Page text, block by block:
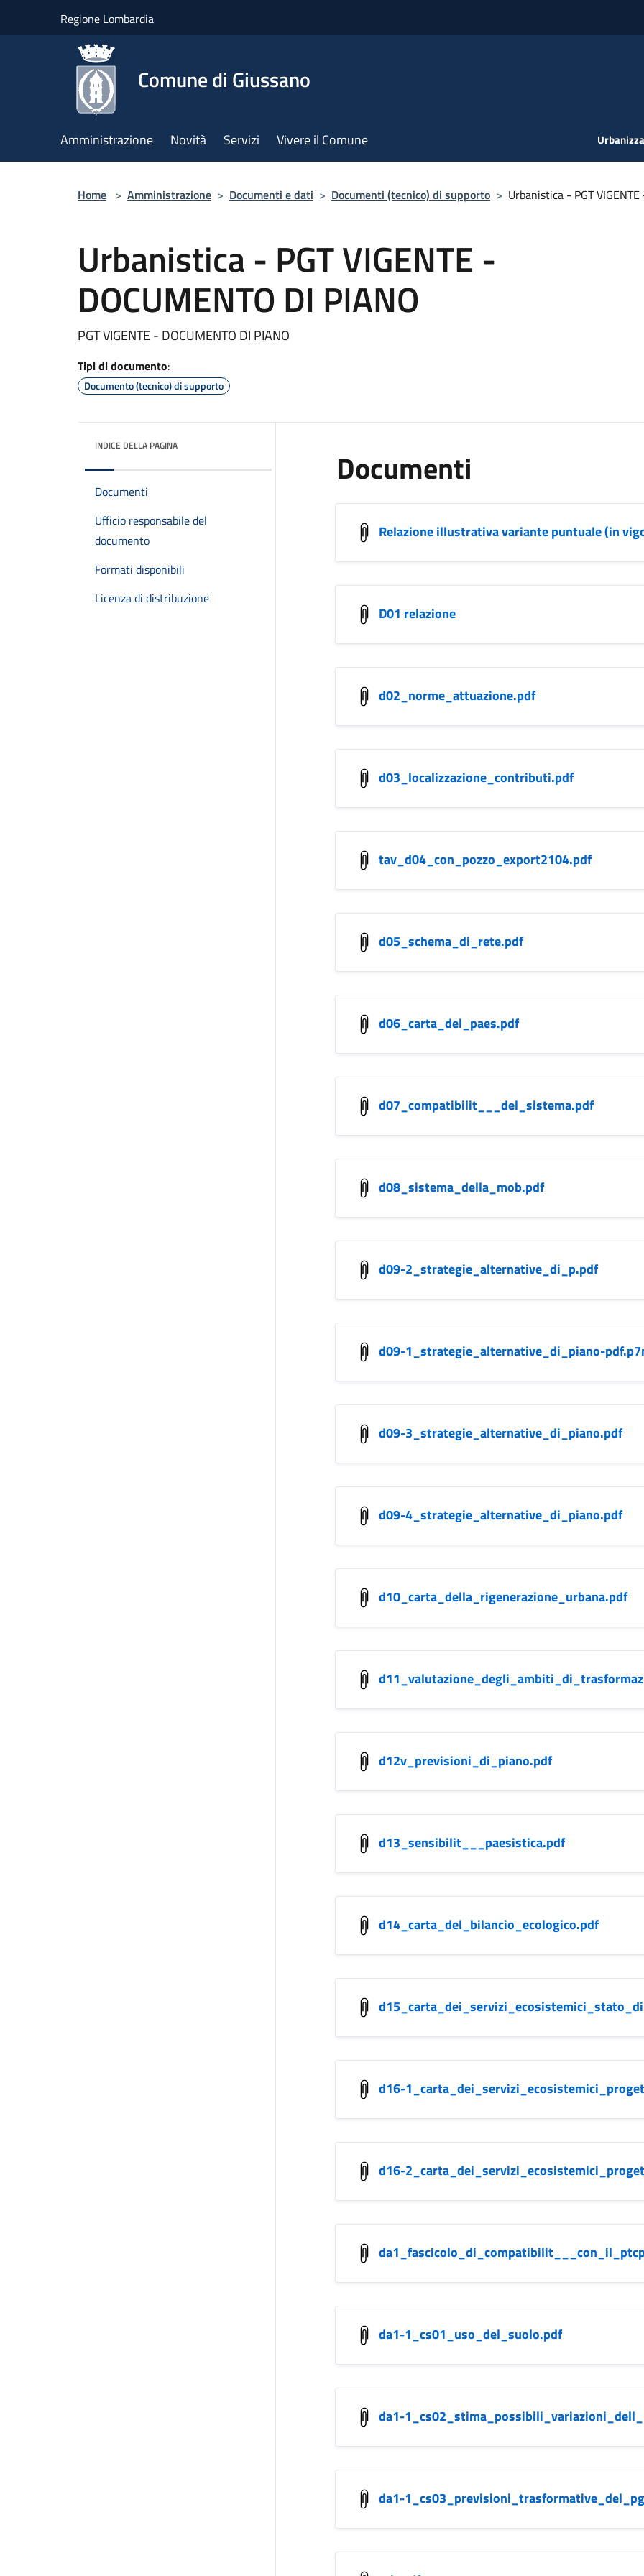
Regione Lombardia
Comune di Giussano
Amministrazione Novità Servizi Vivere il Comune
Home > Amministrazione > Documenti e dati > Documenti (tecnico) di supporto > Urbanistica - PGT
Urbanistica - PGT VIGENTE -
DOCUMENTO DI PIANO
PGT VIGENTE - DOCUMENTO DI PIANO
Tipi di documento:
Documento (tecnico) di supporto
INDICE DELLA PAGINA
Documenti
Ufficio responsabile del
documento
Formati disponibili
Licenza di distribuzione
Documenti
Relazione illustrativa variante puntuale (in
D01 relazione
d02_norme_attuazione.pdf
d03_localizzazione_contributi.pdf
tav_d04_con_pozzo_export2104.pdf
d05_schema_di_rete.pdf
d06_carta_del_paes.pdf
d07_compatibilit___del_sistema.pdf
d08_sistema_della_mob.pdf
d09-2_strategie_alternative_di_p.pdf
d09-1_strategie_alternative_di_piano-
d09-3_strategie_alternative_di_piano.pdf
d09-4_strategie_alternative_di_piano.pdf
d10_carta_della_rigenerazione_urbana.pdf
d12v_previsioni_di_piano.pdf
d13_sensibilit___paesistica.pdf
d14_carta_del_bilancio_ecologico.pdf
d16-
d16-
da1-1_cs01_uso_del_suolo.pdf
da1-
da1-